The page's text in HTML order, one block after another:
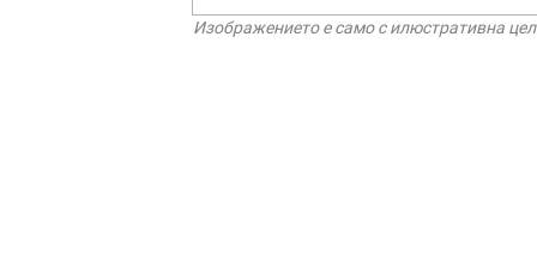
Изображението е само с илюстративна